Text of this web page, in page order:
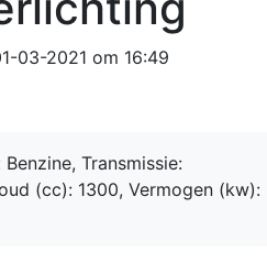
03-2021 om 16:49
Transmissie:
(cc): 1300, Vermogen (kw):